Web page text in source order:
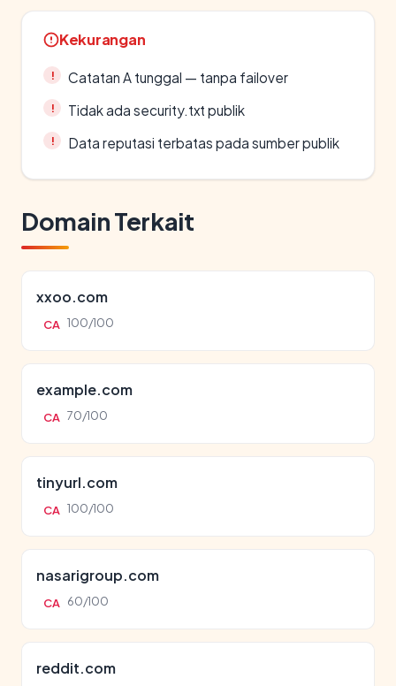
Kekurangan
Catatan A tunggal — tanpa failover
Tidak ada security.txt publik
Data reputasi terbatas pada sumber publik
Domain Terkait
xxoo.com
CA 100/100
example.com
CA 70/100
tinyurl.com
CA 100/100
nasarigroup.com
CA 60/100
reddit.com